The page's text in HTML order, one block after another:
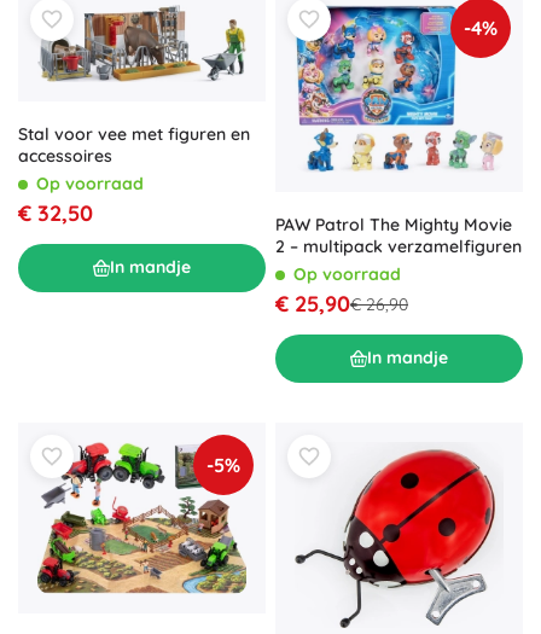
Stal voor vee met figuren en
accessoires
Op voorraad
€ 32,50
In mandje
-4%
PAW Patrol The Mighty Movie
2 – multipack verzamelfiguren
Op voorraad
€ 25,90€ 26,90
In mandje
-5%